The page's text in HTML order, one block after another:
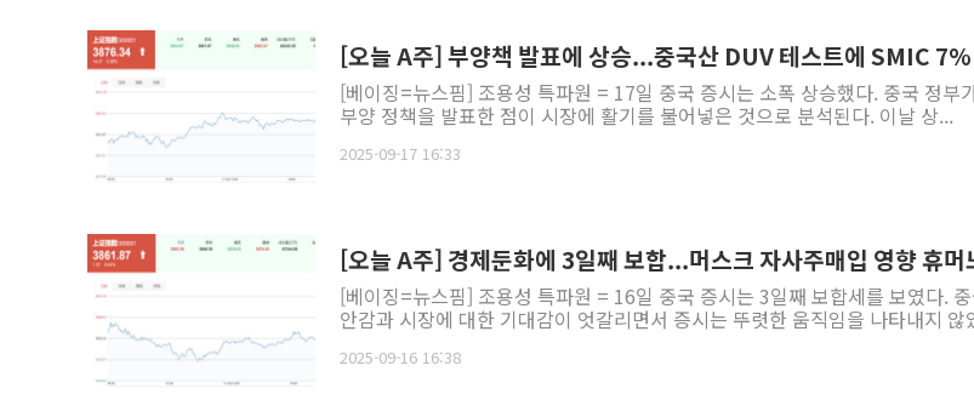
[오늘 A주] 부양책 발표에 상승...중국산 DUV 테스트에 SMIC
[베이징=뉴스핌] 조용성 특파원 = 17일 중국 증시는 소폭 상승했다. 중국 정부
부양 정책을 발표한 점이 시장에 활기를 불어넣은 것으로 분석된다. 이날 상...
2025-09-17 16:33
[오늘 A주] 경제둔화에 3일째 보합...머스크 자사주매입 영향 휴머
[베이징=뉴스핌] 조용성 특파원 = 16일 중국 증시는 3일째 보합세를 보였다.
안감과 시장에 대한 기대감이 엇갈리면서 증시는 뚜렷한 움직임을 나타내지 않
2025-09-16 16:38